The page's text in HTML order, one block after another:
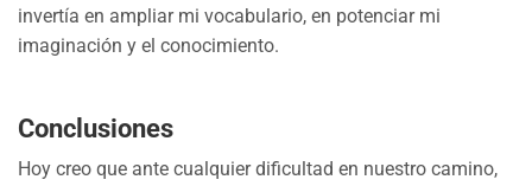
invertía en ampliar mi vocabulario, en potenciar mi
imaginación y el conocimiento.
Conclusiones
Hoy creo que ante cualquier dificultad en nuestro camino,